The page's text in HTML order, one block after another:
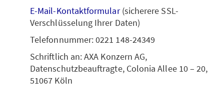
E-Mail-Kontaktformular(sicherere SSL-
Verschlüsselung Ihrer Daten)
Telefonnummer: 0221 148-24349
Schriftlich an: AXA Konzern AG,
Datenschutzbeauftragte, Colonia Allee 10 – 20,
51067 Köln